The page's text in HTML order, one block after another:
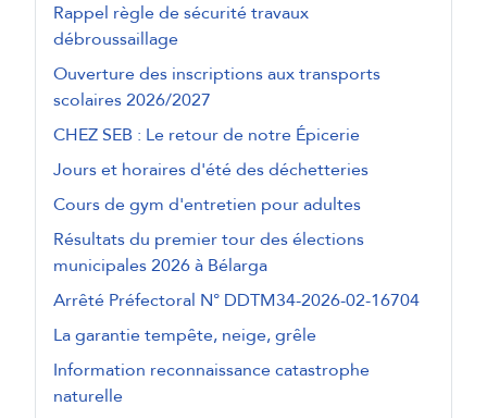
Rappel règle de sécurité travaux
débroussaillage
Ouverture des inscriptions aux transports
scolaires 2026/2027
CHEZ SEB : Le retour de notre Épicerie
Jours et horaires d'été des déchetteries
Cours de gym d'entretien pour adultes
Résultats du premier tour des élections
municipales 2026 à Bélarga
Arrêté Préfectoral N° DDTM34-2026-02-16704
La garantie tempête, neige, grêle
Information reconnaissance catastrophe
naturelle